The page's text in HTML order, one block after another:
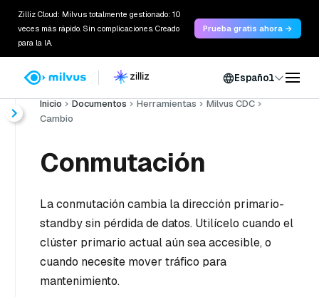
Zilliz Cloud: Milvus totalmente gestionado: 10
veces más rápido. Sin complicaciones. Creado
para la IA.
Prueba gratis ahora →
Español
Inicio Documentos Herramientas
Milvus CDC
Cambio
Conmutación
La conmutación cambia la dirección primario-
standby sin pérdida de datos. Utilícelo cuando el
clúster primario actual aún sea accesible, o
cuando necesite mover tráfico para
mantenimiento.